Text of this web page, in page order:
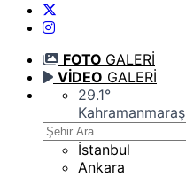
FOTO GALERİ
VİDEO GALERİ
29.1°
Kahramanmaraş
İstanbul
Ankara